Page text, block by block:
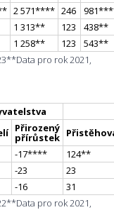
2 571**** 246 981**
1 313** 123 438**
1 258** 123 543**
Data pro rok 2021,
Přirozený
přírůstek
-17**** 124**
-23
23
-16
31
Data pro rok 2021,